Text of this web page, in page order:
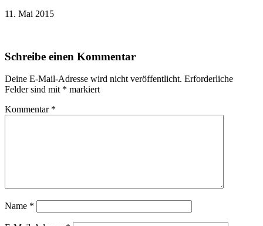
11. Mai 2015
Leser-
Schreibe einen Kommentar
Deine E-Mail-Adresse wird nicht veröffentlicht. Erforderliche
Felder sind mit * markiert
Kommentar *
Name *